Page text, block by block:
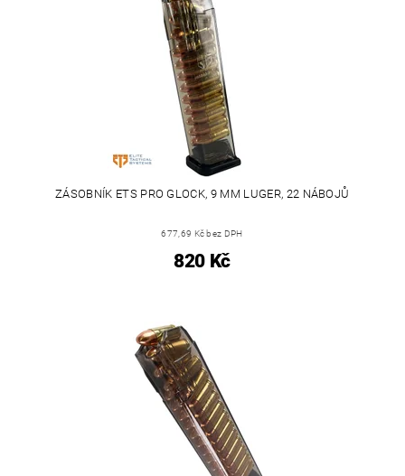
ZÁSOBNÍK ETS PRO GLOCK, 9 MM LUGER, 22 NÁBOJŮ
677,69 Kč bez DPH
820 Kč